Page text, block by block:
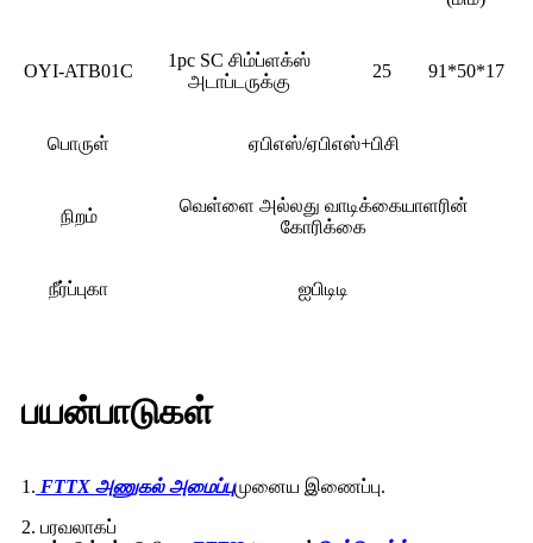
OYI-ATB01C
1pc SC சிம்ப்ளக்ஸ்
அடாப்டருக்கு
25 91*50*17
பொருள் ஏபிஎஸ்/ஏபிஎஸ்+பிசி
நிறம்
வெள்ளை அல்லது வாடிக்கையாளரின்
கோரிக்கை
நீர்ப்புகா ஐபிடிடி
பயன்பாடுகள்
1. FTTX அணுகல் அமைப்புமுனைய இணைப்பு.
2. பரவலாகப்